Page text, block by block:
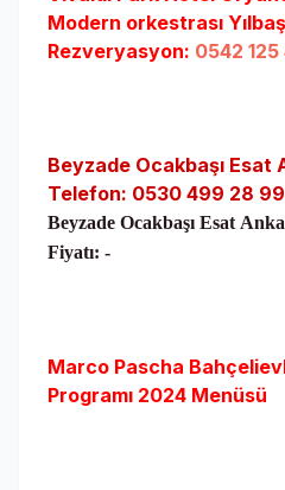
Modern orkestrası
Rezveryasyon: 0542
Beyzade Ocakbaşı Esat
Telefon: 0530 499 28 99
Beyzade Ocakbaşı Esat
Fiyatı: -
Marco Pascha
Programı 2024 Menüsü